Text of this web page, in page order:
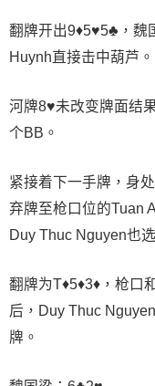
翻牌开出9♦5♥5♣，魏
Huynh直接击中葫芦。
河牌8♥️未改变牌面结
个BB。
紧接着下一手牌，身
弃牌至枪口位的Tuan
Duy Thuc Nguyen也
翻牌为T♦5♦3♦，枪口
后，Duy Thuc
牌。